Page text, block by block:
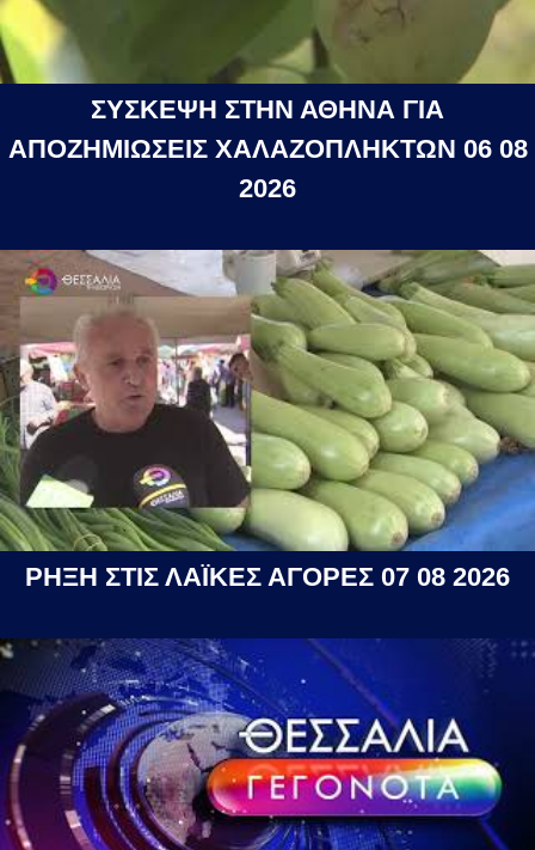
ΣΥΣΚΕΨΗ ΣΤΗΝ ΑΘΗΝΑ ΓΙΑ
ΑΠΟΖΗΜΙΩΣΕΙΣ ΧΑΛΑΖΟΠΛΗΚΤΩΝ 06 08
2026
ΡΗΞΗ ΣΤΙΣ ΛΑΪΚΕΣ ΑΓΟΡΕΣ 07 08 2026